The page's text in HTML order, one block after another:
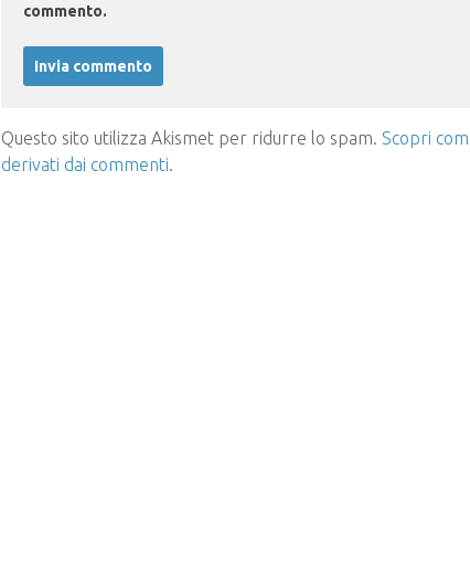
commento.
Questo sito utilizza Akismet per ridurre lo spam. Scopri
derivati dai commenti.